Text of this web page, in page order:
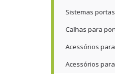
Sistemas
Calhas para
Acessórios
Acessórios